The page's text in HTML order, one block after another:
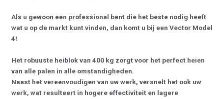
Als u gewoon een professional bent die het beste nodig heeft
wat u op de markt kunt vinden, dan komt u bij een Vector Model
4!
Het robuuste heiblok van 400 kg zorgt voor het perfect heien
van alle palen in alle omstandigheden.
Naast het vereenvoudigen van uw werk, versnelt het ook uw
werk, wat resulteert in hogere effectiviteit en lagere